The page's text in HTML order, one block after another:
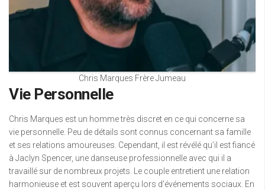
Chris Marques Frère Jumeau
Vie Personnelle
Chris Marques est un homme très discret en ce qui concerne sa
vie personnelle. Peu de détails sont connus concernant sa famille
et ses relations amoureuses. Cependant, il est révélé qu’il est fiancé
à Jaclyn Spencer, une danseuse professionnelle avec qui il a
travaillé sur de nombreux projets. Le couple entretient une relation
harmonieuse et est souvent aperçu lors d’événements sociaux. En